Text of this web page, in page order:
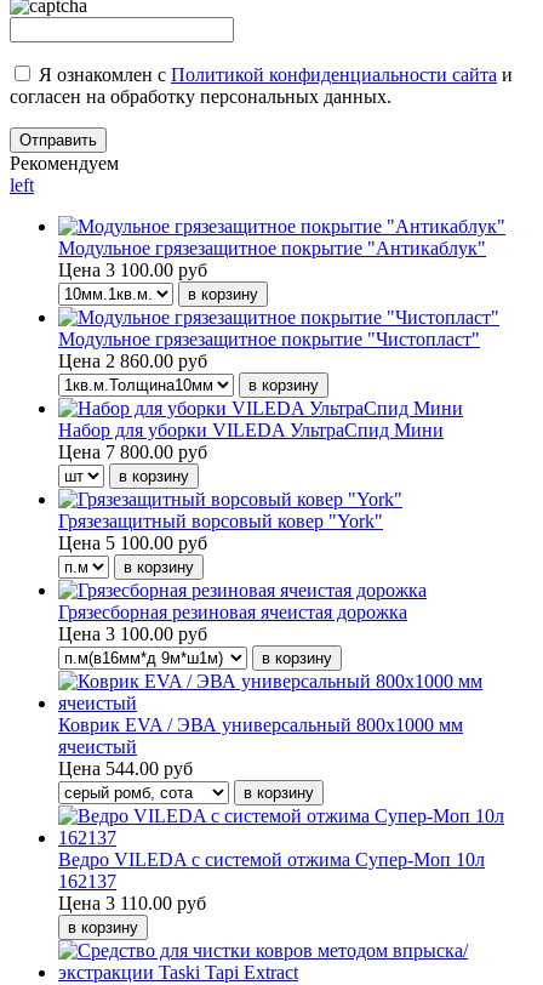
Я ознакомлен с Политикой конфиденциальности сайта и
согласен на обработку персональных данных.
Рекомендуем
left
Модульное грязезащитное покрытие "Антикаблук"
Цена 3 100.00 руб
Модульное грязезащитное покрытие "Чистопласт"
Цена 2 860.00 руб
Набор для уборки VILEDA УльтраСпид Мини
Цена 7 800.00 руб
Грязезащитный ворсовый ковер "York"
Цена 5 100.00 руб
Грязесборная резиновая ячеистая дорожка
Цена 3 100.00 руб
Коврик EVA / ЭВА универсальный 800х1000 мм
ячеистый
Цена 544.00 руб
Ведро VILEDA с системой отжима Супер-Моп 10л
162137
Цена 3 110.00 руб